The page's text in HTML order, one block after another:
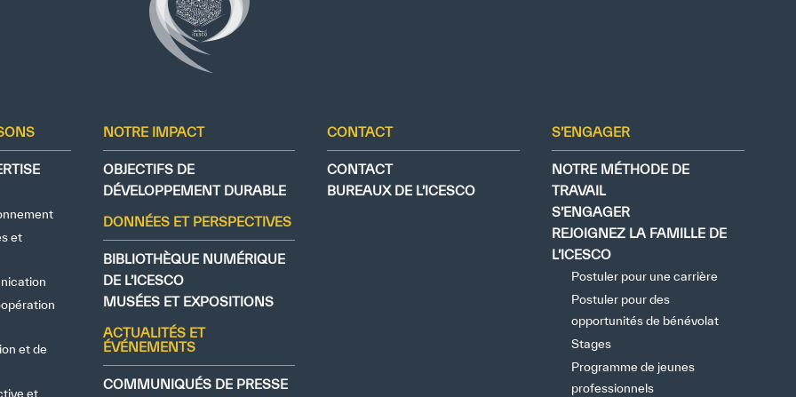
et
et de
et
NOTRE IMPACT
OBJECTIFS DE
DÉVELOPPEMENT DURABLE
DONNÉES ET PERSPECTIVES
BIBLIOTHÈQUE NUMÉRIQUE
DE L’ICESCO
MUSÉES ET EXPOSITIONS
ACTUALITÉS ET
ÉVÉNEMENTS
COMMUNIQUÉS DE PRESSE
CONTACT
CONTACT
BUREAUX DE L’ICESCO
S’ENGAGER
NOTRE MÉTHODE DE
TRAVAIL
S’ENGAGER
REJOIGNEZ LA FAMILLE DE
L’ICESCO
Postuler pour une carrière
Postuler pour des
opportunités de bénévolat
Stages
Programme de jeunes
professionnels